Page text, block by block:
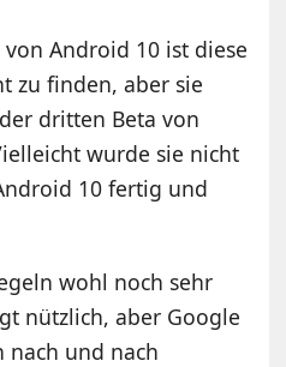
Android 10 ist diese
zu finden, aber sie
dritten Beta von
wurde sie nicht
10 fertig und
wohl noch sehr
nützlich, aber Google
nach und nach